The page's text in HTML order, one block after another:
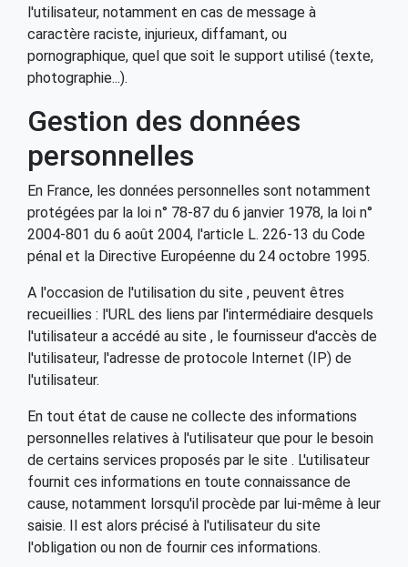
l'utilisateur, notamment en cas de message à
caractère raciste, injurieux, diffamant, ou
pornographique, quel que soit le support utilisé (texte,
photographie...).
Gestion des données
personnelles
En France, les données personnelles sont notamment
protégées par la loi n° 78-87 du 6 janvier 1978, la loi n°
2004-801 du 6 août 2004, l'article L. 226-13 du Code
pénal et la Directive Européenne du 24 octobre 1995.
A l'occasion de l'utilisation du site , peuvent êtres
recueillies : l'URL des liens par l'intermédiaire desquels
l'utilisateur a accédé au site , le fournisseur d'accès de
l'utilisateur, l'adresse de protocole Internet (IP) de
l'utilisateur.
En tout état de cause ne collecte des informations
personnelles relatives à l'utilisateur que pour le besoin
de certains services proposés par le site . L'utilisateur
fournit ces informations en toute connaissance de
cause, notamment lorsqu'il procède par lui-même à leur
saisie. Il est alors précisé à l'utilisateur du site
l'obligation ou non de fournir ces informations.